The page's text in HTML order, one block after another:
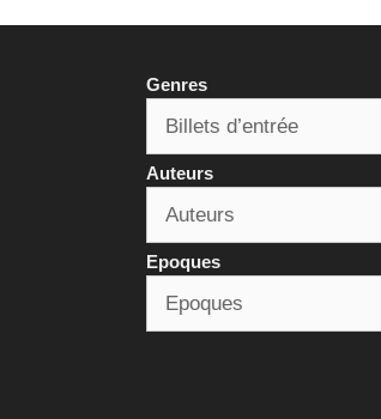
Genres
Auteurs
Epoques